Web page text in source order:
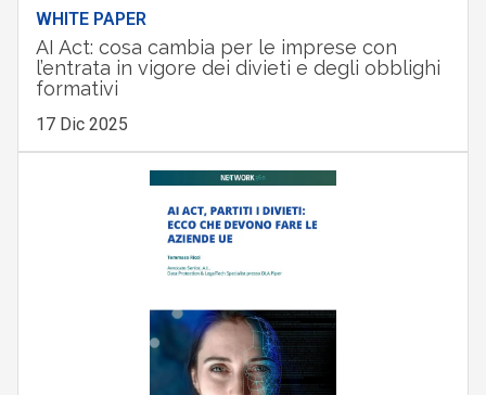
WHITE PAPER
AI Act: cosa cambia per le imprese con
l’entrata in vigore dei divieti e degli obblighi
formativi
17 Dic 2025